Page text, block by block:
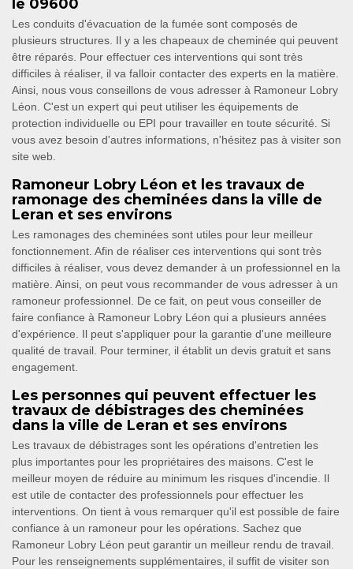
le 09600
Les conduits d'évacuation de la fumée sont composés de
plusieurs structures. Il y a les chapeaux de cheminée qui peuvent
être réparés. Pour effectuer ces interventions qui sont très
difficiles à réaliser, il va falloir contacter des experts en la matière.
Ainsi, nous vous conseillons de vous adresser à Ramoneur Lobry
Léon. C'est un expert qui peut utiliser les équipements de
protection individuelle ou EPI pour travailler en toute sécurité. Si
vous avez besoin d'autres informations, n'hésitez pas à visiter son
site web.
Ramoneur Lobry Léon et les travaux de
ramonage des cheminées dans la ville de
Leran et ses environs
Les ramonages des cheminées sont utiles pour leur meilleur
fonctionnement. Afin de réaliser ces interventions qui sont très
difficiles à réaliser, vous devez demander à un professionnel en la
matière. Ainsi, on peut vous recommander de vous adresser à un
ramoneur professionnel. De ce fait, on peut vous conseiller de
faire confiance à Ramoneur Lobry Léon qui a plusieurs années
d'expérience. Il peut s'appliquer pour la garantie d'une meilleure
qualité de travail. Pour terminer, il établit un devis gratuit et sans
engagement.
Les personnes qui peuvent effectuer les
travaux de débistrages des cheminées
dans la ville de Leran et ses environs
Les travaux de débistrages sont les opérations d'entretien les
plus importantes pour les propriétaires des maisons. C'est le
meilleur moyen de réduire au minimum les risques d'incendie. Il
est utile de contacter des professionnels pour effectuer les
interventions. On tient à vous remarquer qu'il est possible de faire
confiance à un ramoneur pour les opérations. Sachez que
Ramoneur Lobry Léon peut garantir un meilleur rendu de travail.
Pour les renseignements supplémentaires, il suffit de visiter son